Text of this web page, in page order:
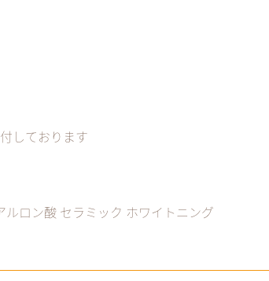
しております
ロン酸 セラミック ホワイトニング